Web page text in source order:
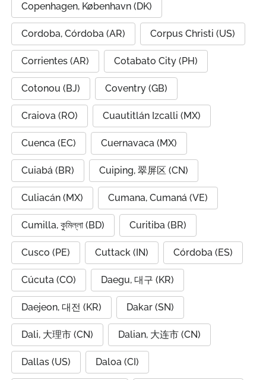
Copenhagen, København (DK)
Cordoba, Córdoba (AR) Corpus Christi (US)
Corrientes (AR) Cotabato City (PH)
Cotonou (BJ) Coventry (GB)
Craiova (RO) Cuautitlán Izcalli (MX)
Cuenca (EC) Cuernavaca (MX)
Cuiabá (BR) Cuiping, 翠屏区 (CN)
Culiacán (MX) Cumana, Cumaná (VE)
Cumilla, কুমিল্লা (BD) Curitiba (BR)
Cusco (PE) Cuttack (IN) Córdoba (ES)
Cúcuta (CO) Daegu, 대구 (KR)
Daejeon, 대전 (KR) Dakar (SN)
Dali, 大理市 (CN) Dalian, 大连市 (CN)
Dallas (US) Daloa (CI)